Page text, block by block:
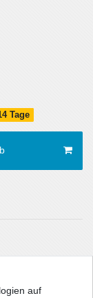
Tage
auf